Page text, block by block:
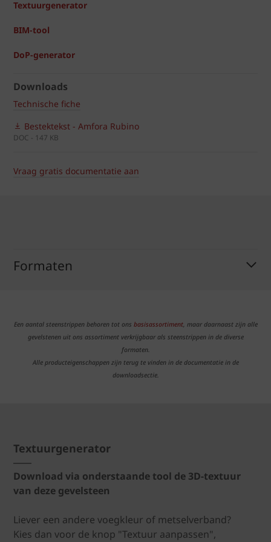
Textuurgenerator
BIM-tool
DoP-generator
Downloads
Technische fiche
Bestektekst - Amfora Rubino
DOC - 147 KB
Vraag gratis documentatie aan
Formaten
Een aantal steenstrippen behoren tot ons basisassortiment, maar daarnaast zijn alle
gevelstenen uit ons assortiment verkrijgbaar als steenstrippen in de diverse
formaten.
Alle producteigenschappen zijn terug te vinden in de documentatie in de
downloadsectie.
Textuurgenerator
Download via onderstaande tool de 3D-textuur
van deze gevelsteen
Liever een andere voegkleur of metselverband?
Kies dan voor de knop "Textuur aanpassen",